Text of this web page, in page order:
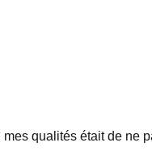
qualités était de ne